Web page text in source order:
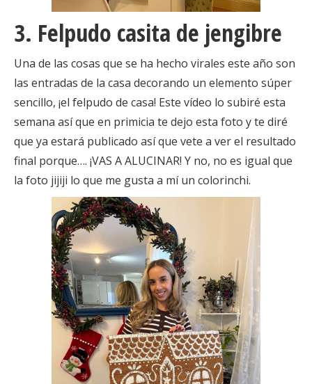
3. Felpudo casita de jengibre
Una de las cosas que se ha hecho virales este año son
las entradas de la casa decorando un elemento súper
sencillo, ¡el felpudo de casa! Este vídeo lo subiré esta
semana así que en primicia te dejo esta foto y te diré
que ya estará publicado así que vete a ver el resultado
final porque…. ¡VAS A ALUCINAR! Y no, no es igual que
la foto jijiji lo que me gusta a mí un colorinchi.